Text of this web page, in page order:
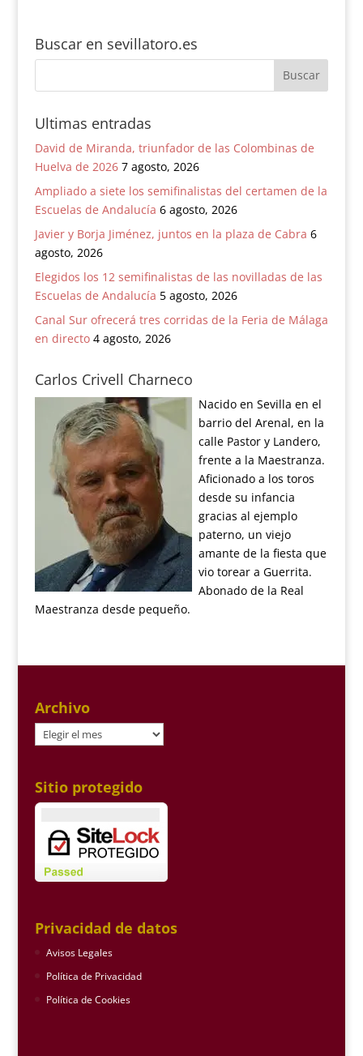
Buscar en sevillatoro.es
Ultimas entradas
David de Miranda, triunfador de las Colombinas de
Huelva de 2026 7 agosto, 2026
Ampliado a siete los semifinalistas del certamen de la
Escuelas de Andalucía 6 agosto, 2026
Javier y Borja Jiménez, juntos en la plaza de Cabra 6
agosto, 2026
Elegidos los 12 semifinalistas de las novilladas de las
Escuelas de Andalucía 5 agosto, 2026
Canal Sur ofrecerá tres corridas de la Feria de Málaga
en directo 4 agosto, 2026
Carlos Crivell Charneco
Nacido en Sevilla en el
barrio del Arenal, en la
calle Pastor y Landero,
frente a la Maestranza.
Aficionado a los toros
desde su infancia
gracias al ejemplo
paterno, un viejo
amante de la fiesta que
vio torear a Guerrita.
Abonado de la Real
Maestranza desde pequeño.
Archivo
Archivo
Sitio protegido
Privacidad de datos
Avisos Legales
Política de Privacidad
Política de Cookies